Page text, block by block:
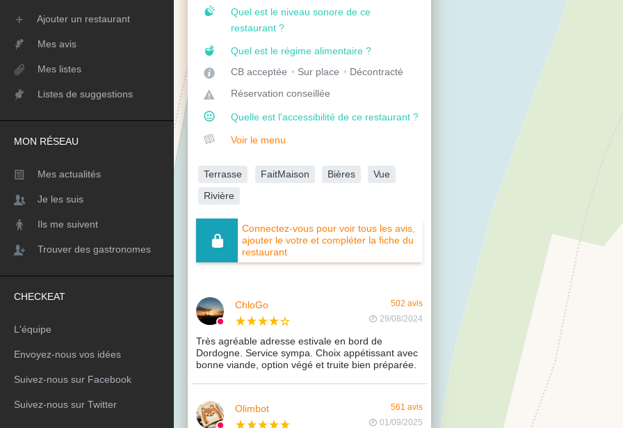
Ajouter un restaurant
Mes avis
Mes listes
Listes de suggestions
MON RÉSEAU
Mes actualités
Je les suis
Ils me suivent
Trouver des gastronomes
CHECKEAT
L'équipe
Envoyez-nous vos idées
Suivez-nous sur Facebook
Suivez-nous sur Twitter
Quel est le niveau sonore de ce
restaurant ?
Quel est le régime alimentaire ?
CB acceptée
Sur place
Décontracté
Réservation conseillée
Quelle est l'accessibilité de ce restaurant ?
Voir le menu
Terrasse FaitMaison Bières
Vue
Rivière
Connectez-vous pour voir tous les avis,
ajouter le votre et compléter la fiche du
restaurant
ChloGo
502 avis
29/08/2024
Très agréable adresse estivale en bord de
Dordogne. Service sympa. Choix appétissant avec
bonne viande, option végé et truite bien préparée.
Olimbot
561 avis
01/09/2025